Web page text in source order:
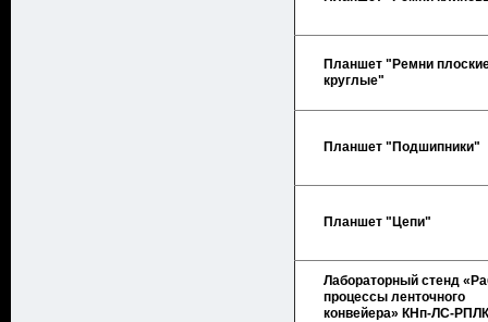
Планшет "Ремни
круглые"
Планшет "Подшипники"
Планшет "Цепи"
Лабораторный стенд
процессы ленточного
конвейера» КНп-ЛС-РПЛК